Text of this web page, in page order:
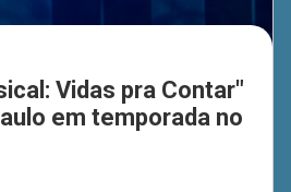
Vidas pra Contar"
em temporada no